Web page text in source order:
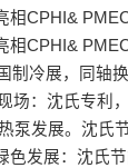
相CPHI&
相CPHI&
制冷展，同轴
场：沈氏专利
泵发展。沈氏
色发展：沈氏